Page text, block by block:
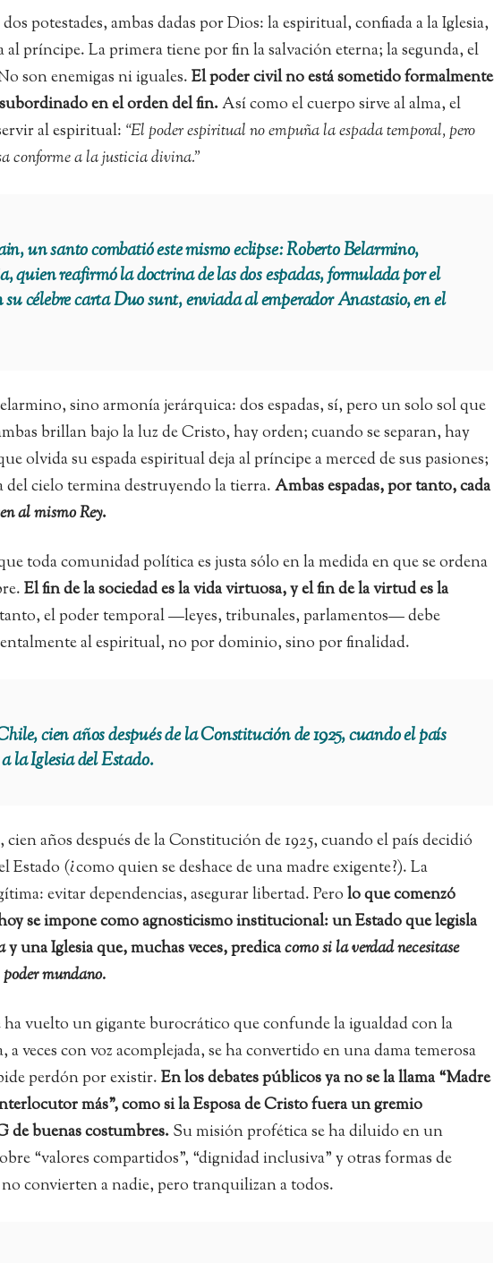
potestades, ambas dadas por Dios: la espiritual, confiada a la Iglesia,
al príncipe. La primera tiene por fin la salvación eterna; la segunda, el
son enemigas ni iguales.El poder civil no está sometido formalmente
en el orden del fin.Así como el cuerpo sirve al alma, el
al espiritual: “El poder espiritual no empuña la espada temporal, pero
conforme a la justicia divina.”
un santo combatió este mismo eclipse: Roberto Belarmino,
quien reafirmó la doctrina de las dos espadas, formulada por el
su célebre carta Duo sunt, enviada al emperador Anastasio, en el
sino armonía jerárquica: dos espadas, sí, pero un solo sol que
brillan bajo la luz de Cristo, hay orden; cuando se separan, hay
olvida su espada espiritual deja al príncipe a merced de sus pasiones;
del cielo termina destruyendo la tierra.Ambas espadas, por tanto, cada
al mismo Rey.
toda comunidad política es justa sólo en la medida en que se ordena
El fin de la sociedad es la vida virtuosa, y el fin de la virtud es la
el poder temporal —leyes, tribunales, parlamentos— debe
al espiritual, no por dominio, sino por finalidad.
cien años después de la Constitución de 1925, cuando el país
la Iglesia del Estado.
años después de la Constitución de 1925, cuando el país decidió
Estado (¿como quien se deshace de una madre exigente?). La
evitar dependencias, asegurar libertad. Perolo que comenzó
se impone como agnosticismo institucional: un Estado que legisla
y una Iglesia que, muchas veces, predicacomo si la verdad necesitase
mundano.
ha vuelto un gigante burocrático que confunde la igualdad con la
veces con voz acomplejada, se ha convertido en una dama temerosa
perdón por existir.En los debates públicos ya no se la llama “Madre
más”, como si la Esposa de Cristo fuera un gremio
de buenas costumbres.Su misión profética se ha diluido en un
“valores compartidos”, “dignidad inclusiva” y otras formas de
convierten a nadie, pero tranquilizan a todos.